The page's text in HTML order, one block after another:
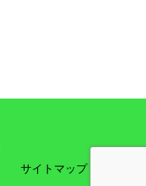
サイトマップ